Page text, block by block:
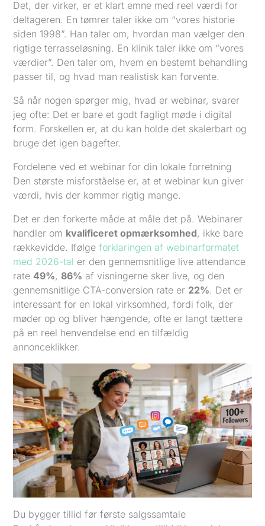
Det, der virker, er et klart emne med reel værdi for
deltageren. En tømrer taler ikke om “vores historie
siden 1998”. Han taler om, hvordan man vælger den
rigtige terrasseløsning. En klinik taler ikke om “vores
værdier”. Den taler om, hvem en bestemt behandling
passer til, og hvad man realistisk kan forvente.
Så når nogen spørger mig, hvad er webinar, svarer
jeg ofte: Det er bare et godt fagligt møde i digital
form. Forskellen er, at du kan holde det skalerbart og
bruge det igen bagefter.
Fordelene ved et webinar for din lokale forretning
Den største misforståelse er, at et webinar kun giver
værdi, hvis der kommer rigtig mange.
Det er den forkerte måde at måle det på. Webinarer
handler om kvalificeret opmærksomhed, ikke bare
rækkevidde. Ifølgeforklaringen af webinarformatet
med 2026-tal er den gennemsnitlige live attendance
rate49%,86% af visningerne sker live, og den
gennemsnitlige CTA-conversion rate er 22%. Det er
interessant for en lokal virksomhed, fordi folk, der
møder op og bliver hængende, ofte er langt tættere
på en reel henvendelse end en tilfældig
annonceklikker.
Du bygger tillid før første salgssamtale